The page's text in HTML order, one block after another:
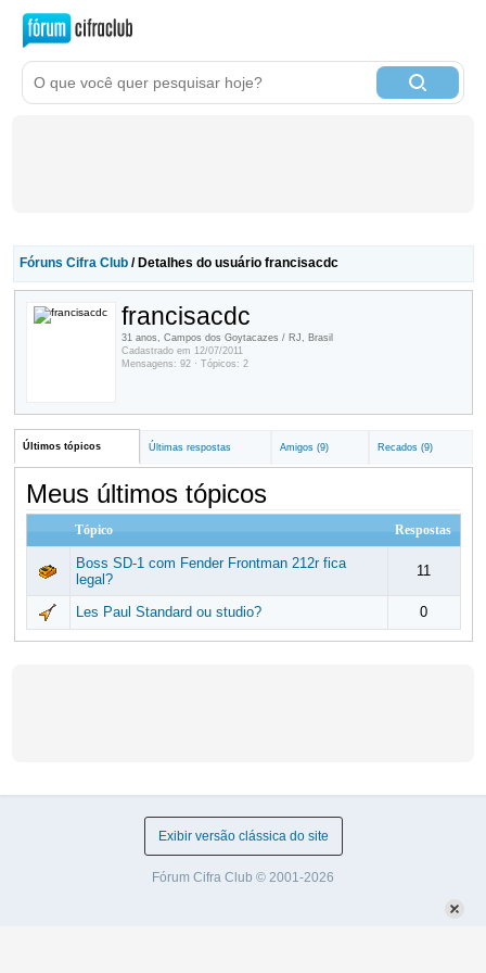
Fóruns Cifra Club/ Detalhes do usuário francisacdc
francisacdc
31 anos, Campos dos Goytacazes / RJ, Brasil
Cadastrado em 12/07/2011
Mensagens: 92 · Tópicos: 2
Últimos tópicos Últimas respostas Amigos (9) Recados (9)
Meus últimos tópicos
Tópico Respostas
Boss SD-1 com Fender Frontman 212r fica
legal?
11
Les Paul Standard ou studio? 0
Exibir versão clássica do site
Fórum Cifra Club © 2001-2026